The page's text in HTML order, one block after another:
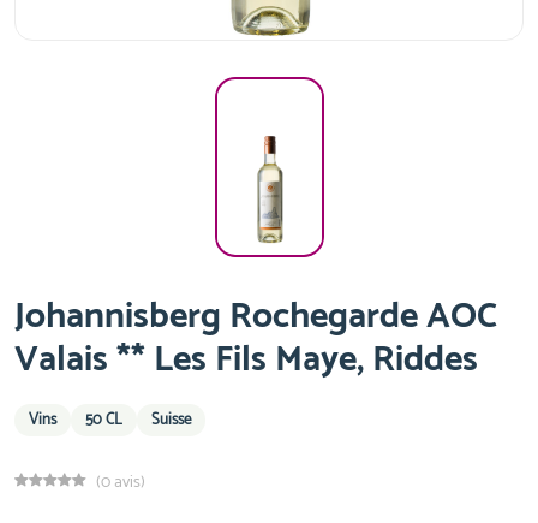
Johannisberg Rochegarde AOC
Valais ** Les Fils Maye, Riddes
Vins 50 CL Suisse
(0 avis)